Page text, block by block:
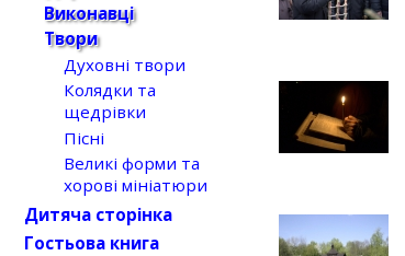
Виконавці
Твори
Духовні твори
Колядки та
щедрівки
Пісні
Великі форми та
хорові мініатюри
Дитяча сторінка
Гостьова книга